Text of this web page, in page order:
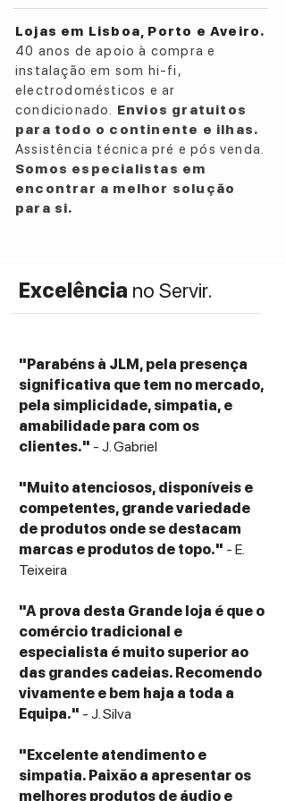
Circuitos HDAM® SA3 para sinal limpo e
dinâmica ideal
Entrada Phono MM/MC com o novo
circuito discreto Marantz Musical
Premium Phono EQ
Terminais de entrada independentes de
cobre revestido com níquel para CD e
Phono, além de terminais de coluna
revestidos com cobre de alta qualidade
/ pureza originais da Marantz
chassis de camada dupla e frente de
alumínio sólido
desempenho de áudio
Componentes de áudio de alta
qualidade e cuidadosamente
selecionadas: díodos Schottky com
“leak” de corrente ultrabaixo,
ruído, resistores de alta qualidade,
condensadores eletrolíticos
personalizados recém-desenvolvidos,
condensadores de filme com qualidade
de áudio e condensadores de mica
Lojas em Lisboa, Porto e Aveiro.
40 anos de apoio à compra e
instalação em som hi-fi,
electrodomésticos e ar
condicionado. Envios gratuitos
para todo o continente e ilhas.
Assistência técnica pré e pós venda.
Somos especialistas em
encontrar a melhor solução
para si.
Excelência no Servir.
"Parabéns à JLM, pela presença
significativa que tem no mercado,
pela simplicidade, simpatia, e
amabilidade para com os
clientes." - J. Gabriel
"Muito atenciosos, disponíveis e
competentes, grande variedade
de produtos onde se destacam
marcas e produtos de topo." - E.
Teixeira
"A prova desta Grande loja é que o
comércio tradicional e
especialista é muito superior ao
das grandes cadeias. Recomendo
vivamente e bem haja a toda a
Equipa." - J. Silva
"Excelente atendimento e
simpatia. Paixão a apresentar os
melhores produtos de áudio e